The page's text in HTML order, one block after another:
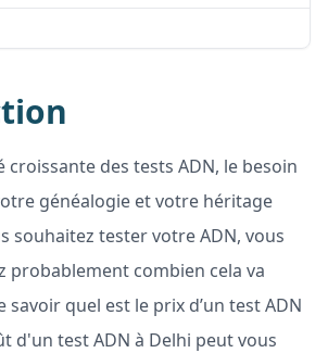
croissante des tests ADN, le besoin
généalogie et votre héritage
souhaitez tester votre ADN, vous
probablement combien cela va
savoir quel est le prix d’un test ADN
d'un test ADN à Delhi peut vous